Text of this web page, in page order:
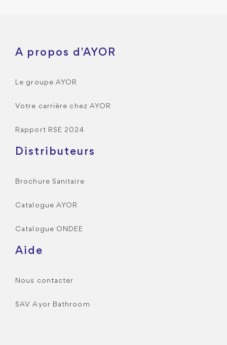
A propos d'AYOR
Le groupe AYOR
Votre carrière chez AYOR
Rapport RSE 2024
Distributeurs
Brochure Sanitaire
Catalogue AYOR
Catalogue ONDEE
Aide
Nous contacter
SAV Ayor Bathroom